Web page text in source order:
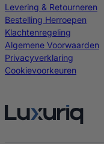
Levering & Retourneren
Bestelling Herroepen
Klachtenregeling
Algemene Voorwaarden
Privacyverklaring
Cookievoorkeuren